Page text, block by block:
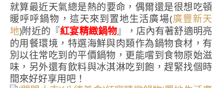
就算最近天氣總是熱的要命，偶爾還是很想吃頓
暖呼呼鍋物，這天來到置地生活廣場(廣豐新天
地)附近的『紅宴精緻鍋物』，店內有著舒適明亮
的用餐環境，特選海鮮與肉類作為鍋物食材，有
別以往常吃到的平價鍋物，更能嚐到食物原始滋
味，另外還有飲料與冰淇淋吃到飽，趕緊找個時
間來好好享用吧！